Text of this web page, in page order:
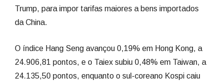
Trump, para impor tarifas maiores a bens importados
da China.
O índice Hang Seng avançou 0,19% em Hong Kong, a
24.906,81 pontos, e o Taiex subiu 0,48% em Taiwan, a
24.135,50 pontos, enquanto o sul-coreano Kospi caiu